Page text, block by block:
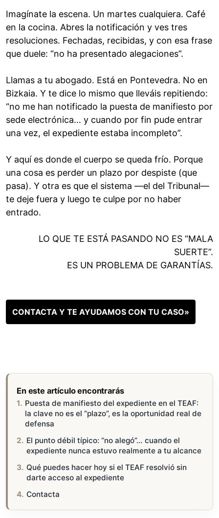
Imagínate la escena. Un martes cualquiera. Café
en la cocina. Abres la notificación y ves tres
resoluciones. Fechadas, recibidas, y con esa frase
que duele: “no ha presentado alegaciones”.
Llamas a tu abogado. Está en Pontevedra. No en
Bizkaia. Y te dice lo mismo que lleváis repitiendo:
“no me han notificado la puesta de manifiesto por
sede electrónica… y cuando por fin pude entrar
una vez, el expediente estaba incompleto”.
Y aquí es donde el cuerpo se queda frío. Porque
una cosa es perder un plazo por despiste (que
pasa). Y otra es que el sistema —el del Tribunal—
te deje fuera y luego te culpe por no haber
entrado.
LO QUE TE ESTÁ PASANDO NO ES “MALA
SUERTE”.
ES UN PROBLEMA DE GARANTÍAS.
CONTACTA Y TE AYUDAMOS CON TU CASO»
En este artículo encontrarás
Puesta de manifiesto del expediente en el TEAF:
la clave no es el “plazo”, es la oportunidad real de
defensa
El punto débil típico: “no alegó”… cuando el
expediente nunca estuvo realmente a tu alcance
Qué puedes hacer hoy si el TEAF resolvió sin
darte acceso al expediente
Contacta